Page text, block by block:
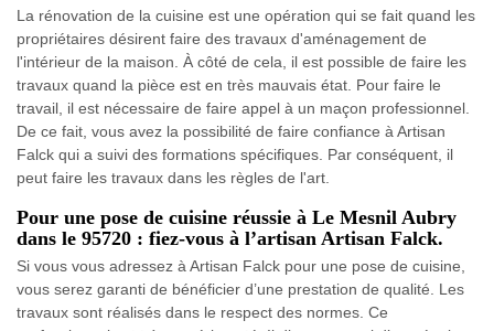
La rénovation de la cuisine est une opération qui se fait quand les
propriétaires désirent faire des travaux d'aménagement de
l'intérieur de la maison. À côté de cela, il est possible de faire les
travaux quand la pièce est en très mauvais état. Pour faire le
travail, il est nécessaire de faire appel à un maçon professionnel.
De ce fait, vous avez la possibilité de faire confiance à Artisan
Falck qui a suivi des formations spécifiques. Par conséquent, il
peut faire les travaux dans les règles de l'art.
Pour une pose de cuisine réussie à Le Mesnil Aubry
dans le 95720 : fiez-vous à l’artisan Artisan Falck.
Si vous vous adressez à Artisan Falck pour une pose de cuisine,
vous serez garanti de bénéficier d’une prestation de qualité. Les
travaux sont réalisés dans le respect des normes. Ce